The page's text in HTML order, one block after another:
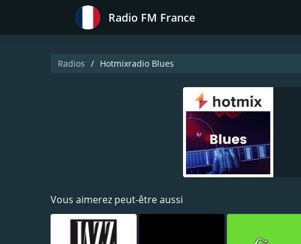
Radio FM France
Radios Hotmixradio Blues
Vous aimerez peut-être aussi